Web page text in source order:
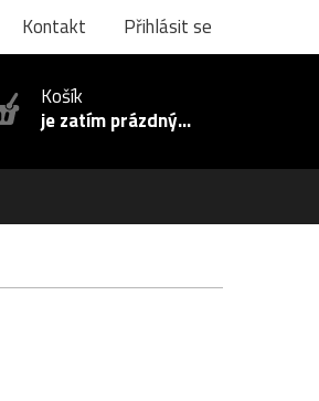
Kontakt Přihlásit se
Košík
je zatím prázdný...